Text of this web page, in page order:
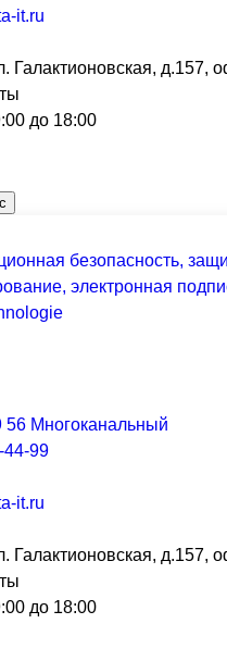
it.ru
Галактионовская, д.157,
до 18:00
56 Многоканальный
44-99
it.ru
Галактионовская, д.157,
до 18:00